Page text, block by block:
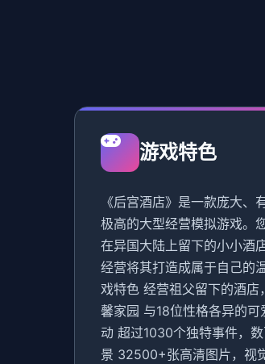
游戏特色
《后宫酒店》是一款庞大、
极高的大型经营模拟游戏。
在异国大陆上留下的小小酒
经营将其打造成属于自己的
戏特色 经营祖父留下的酒店
馨家园 与18位性格各异的可
动 超过1030个独特事件，
景 32500+张高清图片，视